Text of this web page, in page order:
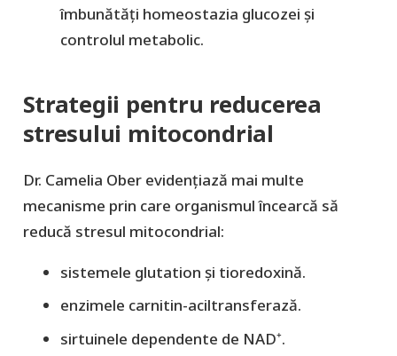
îmbunătăți homeostazia glucozei și
controlul metabolic.
Strategii pentru reducerea
stresului mitocondrial
Dr. Camelia Ober evidențiază mai multe
mecanisme prin care organismul încearcă să
reducă stresul mitocondrial:
sistemele glutation și tioredoxină.
enzimele carnitin-aciltransferază.
sirtuinele dependente de NAD⁺.